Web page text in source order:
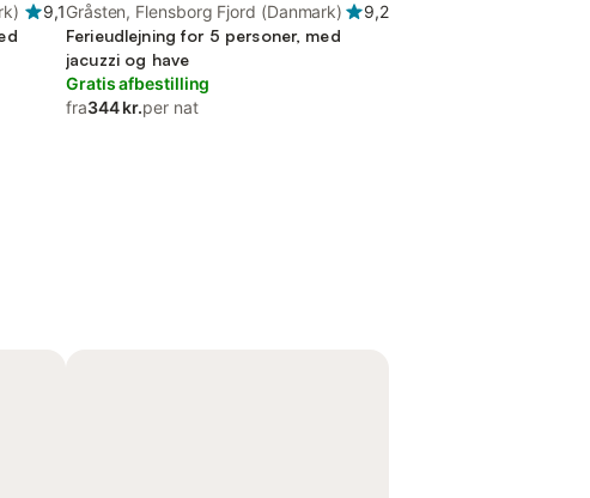
9,1Gråsten, Flensborg Fjord (Danmark)
9,2
Ferieudlejning for 5 personer, med
jacuzzi og have
Gratis afbestilling
fra344 kr.per nat